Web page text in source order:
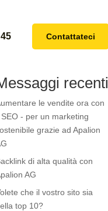
Contattateci
recenti
le vendite ora con
SEO - per un marketing
grazie ad Apalion
di alta qualità con
AG
che il vostro sito sia
top 10?